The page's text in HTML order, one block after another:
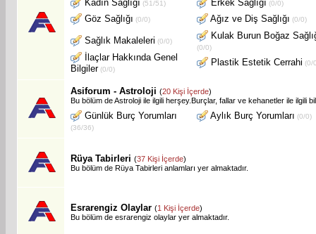
Kadın Sağlığı (51/51) Erkek Sağlığı (0/0)
Göz Sağlığı (0/0) Ağız ve Diş Sağlığı (0/0)
Sağlık Makaleleri (0/0)
Kulak Burun Boğaz
(0/0)
İlaçlar Hakkında Genel
Bilgiler(0/0)
Plastik Estetik Cerrahi (0/
Asiforum - Astroloji (20 Kişi İçerde)
Bu bölüm de Astroloji ile ilgili herşey.Burçlar, fallar ve kehanetler ile ilgili
Günlük Burç Yorumları
(36/36)
Aylık Burç Yorumları (0/0)
Rüya Tabirleri (37 Kişi İçerde)
Bu bölüm de Rüya Tabirleri anlamları yer almaktadır.
Esrarengiz Olaylar (1 Kişi İçerde)
Bu bölüm de esrarengiz olaylar yer almaktadır.